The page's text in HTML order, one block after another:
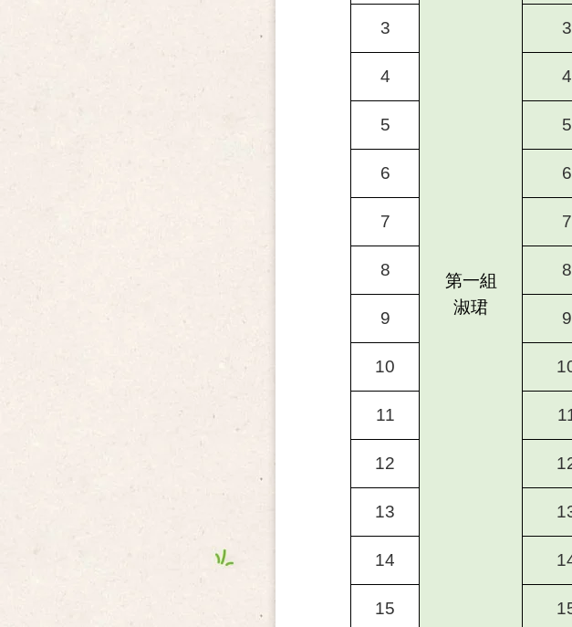
第一組
淑珺
3 3
4 4
5 5
6 6
7 7
8 8
9 9
10
11
12
13
14
15